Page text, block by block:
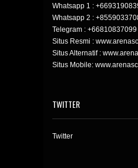
Whatsapp 1 :
Whatsapp 2 :
Telegram : +66810837099
Situs Resmi :
Situs Alternatif :
Situs Mobile:
TWITTER
Twitter